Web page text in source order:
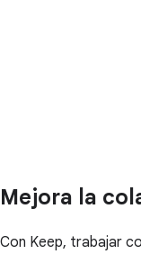
Mejora la
Con Keep, trabajar